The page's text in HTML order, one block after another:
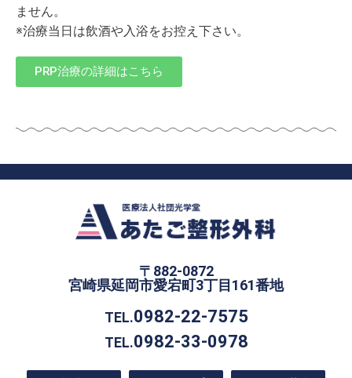
ません。
※治療当日は飲酒や入浴をお控え下さい。
PRP治療の詳細はこちら
〒882-0872
宮崎県延岡市愛宕町3丁目161番地
TEL.0982-22-7575
TEL.0982-33-0978